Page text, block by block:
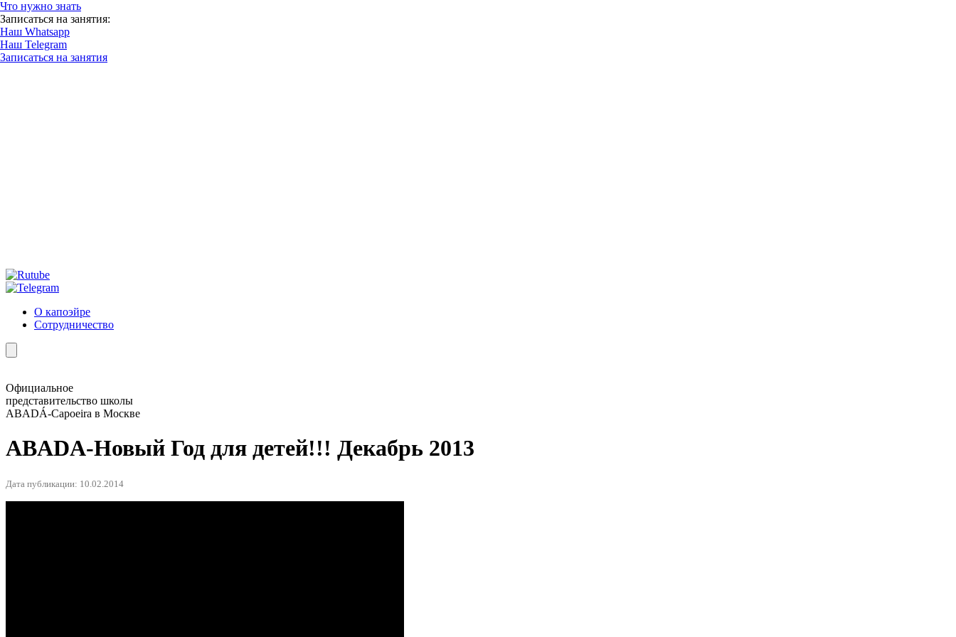
Что нужно знать
Записаться на занятия:
Наш Whatsapp
Наш Telegram
Записаться на занятия
О капоэйре
Сотрудничество
Официальное
представительство школы
ABADÁ-Capoeira в Москве
ABADA-Новый Год для детей!!! Декабрь 2013
Дата публикации: 10.02.2014